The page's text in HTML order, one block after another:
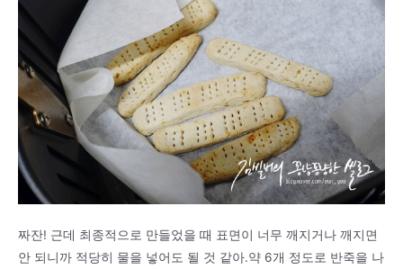
짜잔! 근데 최종적으로 만들었을 때 표면이 너무 깨지거나 깨지면
안 되니까 적당히 물을 넣어도 될 것 같아.약 6개 정도로 반죽을 나